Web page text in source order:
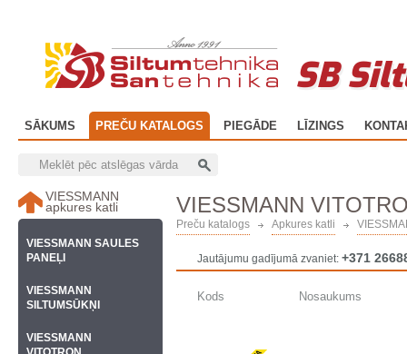
SB
SĀKUMS PREČU KATALOGS PIEGĀDE LĪZINGS
VIESSMANN
Preču katalogs Apkures katli
Jautājumu gadījumā zvaniet: +371
Kods Nosaukums
VIESSMANN
apkures katli
VIESSMANN SAULES
PANEĻI
VIESSMANN
SILTUMSŪKŅI
VIESSMANN